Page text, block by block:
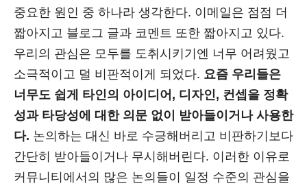
중요한 원인 중 하나라 생각한다. 이메일은 점점 더
짧아지고 블로그 글과 코멘트 또한 짧아지고 있다.
우리의 관심은 모두를 도취시키기엔 너무 어려웠고
소극적이고 덜 비판적이게 되었다. 요즘 우리들은
너무도 쉽게 타인의 아이디어, 디자인, 컨셉을 정확
성과 타당성에 대한 의문 없이 받아들이거나 사용한
다. 논의하는 대신 바로 수긍해버리고 비판하기보다
간단히 받아들이거나 무시해버린다. 이러한 이유로
커뮤니티에서의 많은 논의들이 일정 수준의 관심을